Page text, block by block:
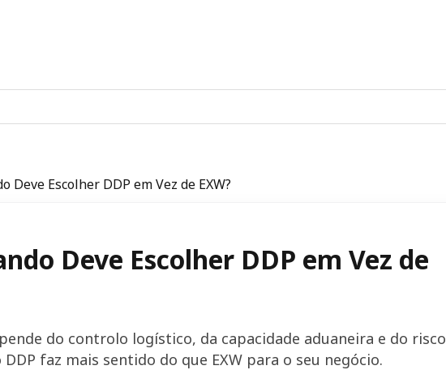
Deve Escolher DDP em Vez de EXW?
Deve Escolher DDP em Vez de
do controlo logístico, da capacidade aduaneira e do risco
faz mais sentido do que EXW para o seu negócio.